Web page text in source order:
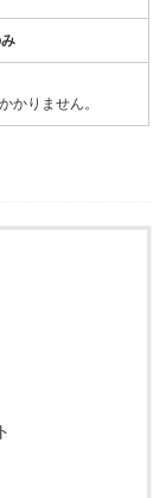
かりません。